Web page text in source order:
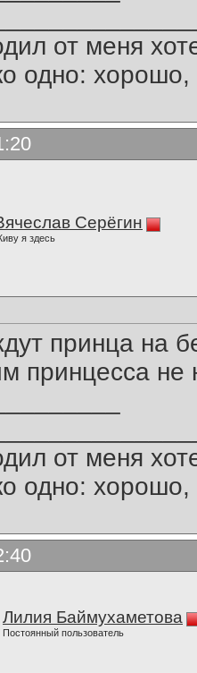
от меня
одно:
Серёгин
я здесь
принца на
принцесса не
от меня
одно:
Лилия Баймухаметова
Постоянный пользователь